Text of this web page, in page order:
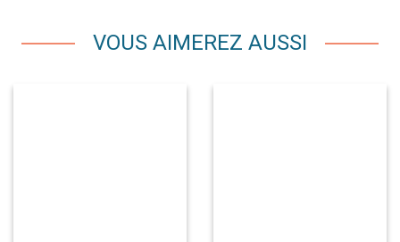
VOUS AIMEREZ AUSSI